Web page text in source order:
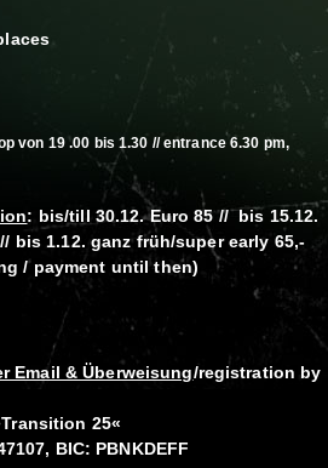
von 19 .00 bis 1.30 // entrance 6.30 pm,
: bis/till 30.12. Euro 85 // bis 15.12.
bis 1.12. ganz früh/super early 65,-
/ payment until then)
Email & Überweisung/registration by
25«
BIC: PBNKDEFF